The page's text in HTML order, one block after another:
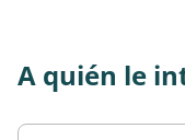
A quién le